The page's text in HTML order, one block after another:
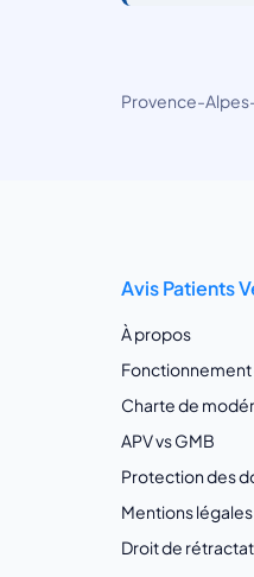
Provence-
Avis Patients
À propos
Fonctionnement
Charte de
APV vs GMB
Protection des
Mentions légales
Droit de